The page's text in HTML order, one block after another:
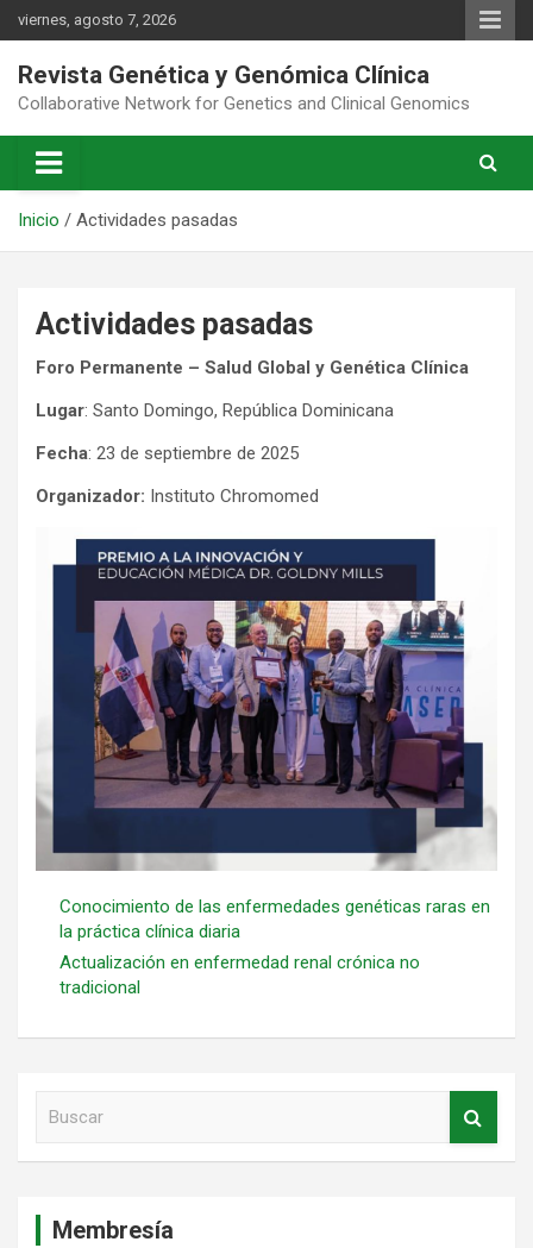
Saltar
al
contenido
viernes, agosto 7, 2026
Revista Genética y Genómica Clínica
Collaborative Network for Genetics and Clinical Genomics
Inicio Actividades pasadas
Actividades pasadas
Foro Permanente – Salud Global y Genética Clínica
Lugar: Santo Domingo, República Dominicana
Fecha: 23 de septiembre de 2025
Organizador: Instituto Chromomed
Conocimiento de las enfermedades genéticas raras en
la práctica clínica diaria
Actualización en enfermedad renal crónica no
tradicional
Membresía